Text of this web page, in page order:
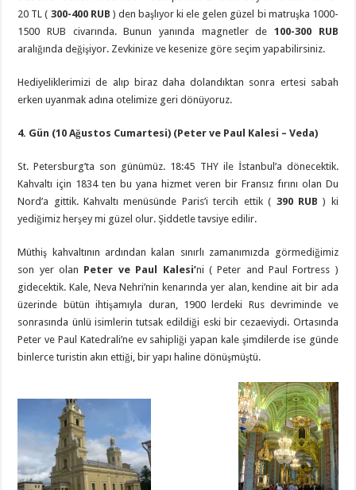
20 TL ( 300-400 RUB ) den başlıyor ki ele gelen güzel bi matruşka 1000-
1500 RUB civarında. Bunun yanında magnetler de100-300 RUB
aralığında değişiyor. Zevkinize ve kesenize göre seçim yapabilirsiniz.
Hediyeliklerimizi de alıp biraz daha dolandıktan sonra ertesi sabah
erken uyanmak adına otelimize geri dönüyoruz.
4. Gün (10 Ağustos Cumartesi) (Peter ve Paul Kalesi – Veda)
St. Petersburg’ta son günümüz. 18:45 THY ile İstanbul’a dönecektik.
Kahvaltı için 1834 ten bu yana hizmet veren bir Fransız fırını olan Du
Nord’a gittik. Kahvaltı menüsünde Paris’i tercih ettik ( 390 RUB ) ki
yediğimiz herşey mi güzel olur. Şiddetle tavsiye edilir.
Müthiş kahvaltının ardından kalan sınırlı zamanımızda görmediğimiz
son yer olan Peter ve Paul Kalesi’ni ( Peter and Paul Fortress )
gidecektik. Kale, Neva Nehri’nin kenarında yer alan, kendine ait bir ada
üzerinde bütün ihtişamıyla duran, 1900 lerdeki Rus devriminde ve
sonrasında ünlü isimlerin tutsak edildiği eski bir cezaeviydi. Ortasında
Peter ve Paul Katedrali’ne ev sahipliği yapan kale şimdilerde ise günde
binlerce turistin akın ettiği, bir yapı haline dönüşmüştü.